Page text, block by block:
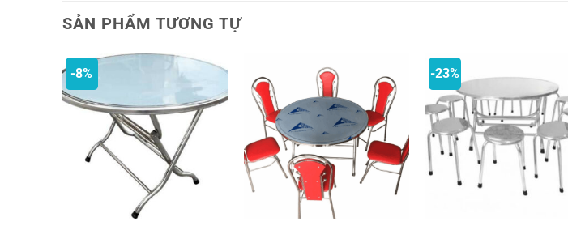
SẢN PHẨM TƯƠNG TỰ
-8% -23%